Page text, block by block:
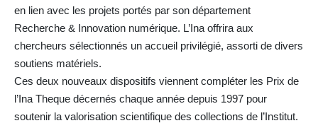
en lien avec les projets portés par son département
Recherche & Innovation numérique. L’Ina offrira aux
chercheurs sélectionnés un accueil privilégié, assorti de divers
soutiens matériels.
Ces deux nouveaux dispositifs viennent compléter les Prix de
l’Ina Theque décernés chaque année depuis 1997 pour
soutenir la valorisation scientifique des collections de l’Institut.